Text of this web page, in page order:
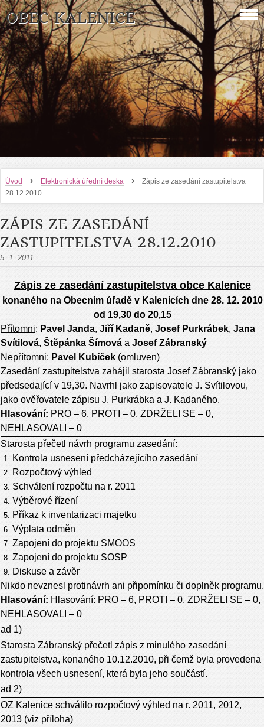
OBEC KALENICE
Úvod › Elektronická úřední deska ›
Zápis ze zasedání zastupitelstva
28.12.2010
ZÁPIS ZE ZASEDÁNÍ
ZASTUPITELSTVA 28.12.2010
5. 1. 2011
Zápis ze zasedání zastupitelstva obce Kalenice
konaného na Obecním úřadě v Kalenicích dne 28. 12. 2010
od 19,30 do 20,15
Přítomni: Pavel Janda, Jiří Kadaně, Josef Purkrábek, Jana
Svítilová, Štěpánka Šímová a Josef Zábranský
Nepřítomni: Pavel Kubíček (omluven)
Zasedání zastupitelstva zahájil starosta Josef Zábranský jako
předsedající v 19,30. Navrhl jako zapisovatele J. Svítilovou,
jako ověřovatele zápisu J. Purkrábka a J. Kadaněho.
Hlasování: PRO – 6, PROTI – 0, ZDRŽELI SE – 0,
NEHLASOVALI – 0
Starosta přečetl návrh programu zasedání:
Kontrola usnesení předcházejícího zasedání
Rozpočtový výhled
Schválení rozpočtu na r. 2011
Výběrové řízení
Příkaz k inventarizaci majetku
Výplata odměn
Zapojení do projektu SMOOS
Zapojení do projektu SOSP
Diskuse a závěr
Nikdo nevznesl protinávrh ani připomínku či doplněk programu.
Hlasování: Hlasování: PRO – 6, PROTI – 0, ZDRŽELI SE – 0,
NEHLASOVALI – 0
ad 1)
Starosta Zábranský přečetl zápis z minulého zasedání
zastupitelstva, konaného 10.12.2010, při čemž byla provedena
kontrola všech usnesení, která byla jeho součástí.
ad 2)
OZ Kalenice schválilo rozpočtový výhled na r. 2011, 2012,
2013 (viz příloha)